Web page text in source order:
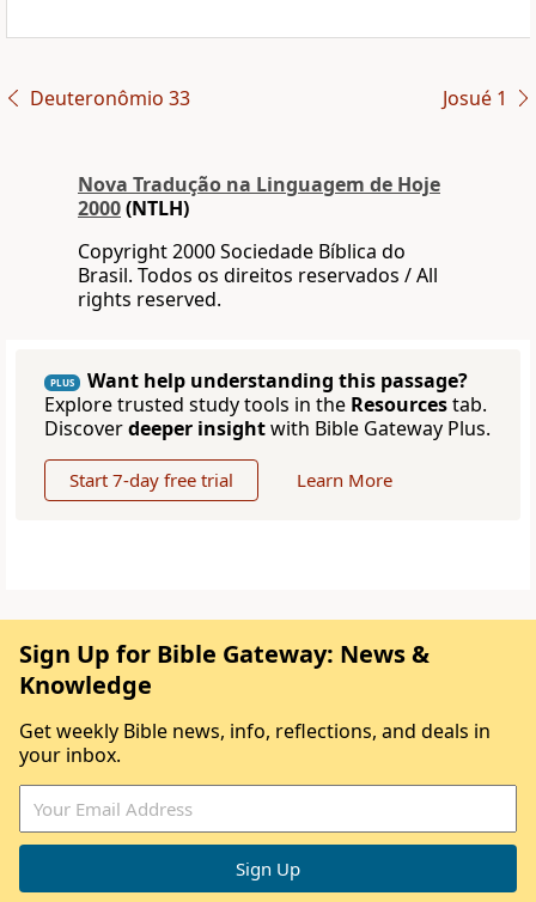
Deuteronômio 33 Josué 1
Nova Traduҫão na Linguagem de Hoje
2000(NTLH)
Copyright 2000 Sociedade Bíblica do
Brasil. Todos os direitos reservados / All
rights reserved.
PLUS
Want help understanding this passage?
Explore trusted study tools in the Resourcestab.
Discoverdeeper insightwith Bible Gateway Plus.
Start 7-day free trial Learn More
Sign Up for Bible Gateway: News &
Knowledge
Get weekly Bible news, info, reflections, and deals in
your inbox.